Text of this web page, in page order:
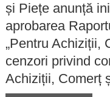
și Piețe anunță
aprobarea
„Pentru Achiziții,
cenzori privind
Achiziții, Comerț